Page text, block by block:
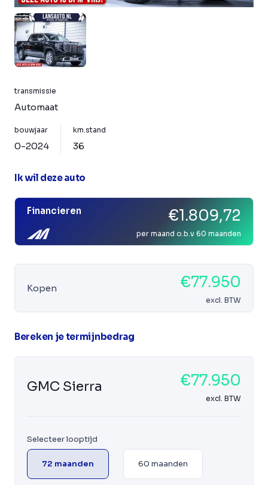
transmissie
Automaat
bouwjaar
0-2024
km.stand
36
Ik wil deze auto
Financieren €1.809,72
per maand o.b.v 60 maanden
Kopen €77.950
excl. BTW
Bereken je termijnbedrag
GMC Sierra €77.950
excl. BTW
Selecteer looptijd
72 maanden 60 maanden